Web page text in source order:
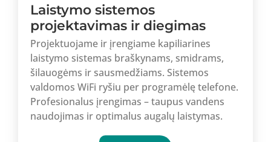
Laistymo sistemos
projektavimas ir diegimas
Projektuojame ir įrengiame kapiliarines
laistymo sistemas braškynams, smidrams,
šilauogėms ir sausmedžiams. Sistemos
valdomos WiFi ryšiu per programėlę telefone.
Profesionalus įrengimas – taupus vandens
naudojimas ir optimalus augalų laistymas.